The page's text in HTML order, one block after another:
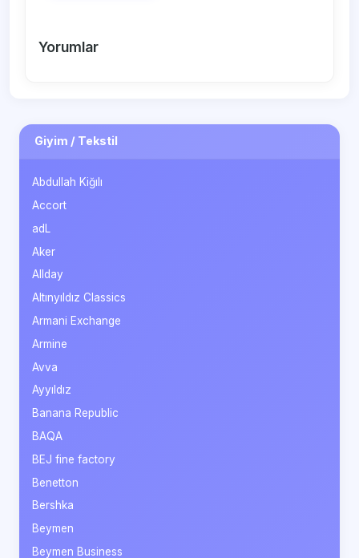
Yorumlar
Giyim / Tekstil
Abdullah Kiğılı
Accort
adL
Aker
Allday
Altınyıldız Classics
Armani Exchange
Armine
Avva
Ayyıldız
Banana Republic
BAQA
BEJ fine factory
Benetton
Bershka
Beymen
Beymen Business